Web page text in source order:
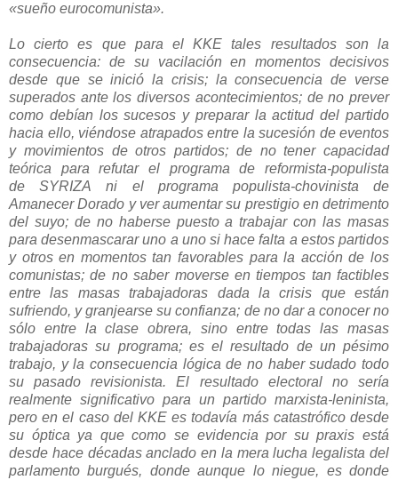
«sueño eurocomunista».
Lo cierto es que para el KKE tales resultados son la
consecuencia: de su vacilación en momentos decisivos
desde que se inició la crisis; la consecuencia de verse
superados ante los diversos acontecimientos; de no prever
como debían los sucesos y preparar la actitud del partido
hacia ello, viéndose atrapados entre la sucesión de eventos
y movimientos de otros partidos; de no tener capacidad
teórica para refutar el programa de reformista-populista
deSYRIZA ni el programa populista-chovinista de
Amanecer Dorado y ver aumentar su prestigio en detrimento
del suyo; de no haberse puesto a trabajar con las masas
para desenmascarar uno a uno si hace falta a estos partidos
y otros en momentos tan favorables para la acción de los
comunistas; de no saber moverse en tiempos tan factibles
entre las masas trabajadoras dada la crisis que están
sufriendo, y granjearse su confianza; de no dar a conocer no
sólo entre la clase obrera, sino entre todas las masas
trabajadoras su programa; es el resultado de un pésimo
trabajo, y la consecuencia lógica de no haber sudado todo
su pasado revisionista. El resultado electoral no sería
realmente significativo para un partido marxista-leninista,
pero en el caso del KKE es todavía más catastrófico desde
su óptica ya que como se evidencia por su praxis está
desde hace décadas anclado en la mera lucha legalista del
parlamento burgués, donde aunque lo niegue, es donde